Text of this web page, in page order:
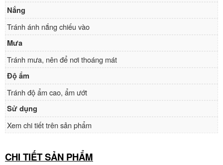
Nắng
Tránh ánh nắng chiếu vào
Mưa
Tránh mưa, nên để nơi thoáng mát
Độ ẩm
Tránh độ ẩm cao, ẩm ướt
Sử dụng
Xem chi tiết trên sản phẩm
CHI TIẾT SẢN PHẨM